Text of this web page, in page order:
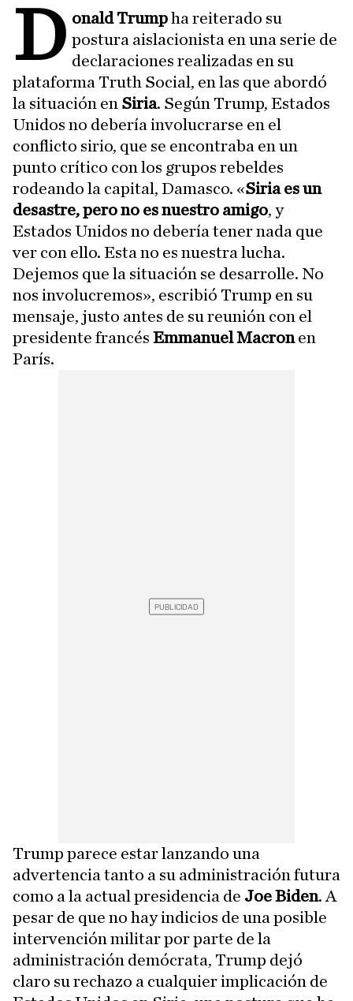
D onald Trumpha reiterado su
postura aislacionista en una serie de
declaraciones realizadas en su
plataforma Truth Social, en las que abordó
la situación en Siria. Según Trump, Estados
Unidos no debería involucrarse en el
conflicto sirio, que se encontraba en un
punto crítico con los grupos rebeldes
rodeando la capital, Damasco. «Siria es un
desastre, pero no es nuestro amigo, y
Estados Unidos no debería tener nada que
ver con ello. Esta no es nuestra lucha.
Dejemos que la situación se desarrolle. No
nos involucremos», escribió Trump en su
mensaje, justo antes de su reunión con el
presidente francés Emmanuel Macronen
París.
Trump parece estar lanzando una
advertencia tanto a su administración futura
como a la actual presidencia de Joe Biden. A
pesar de que no hay indicios de una posible
intervención militar por parte de la
administración demócrata, Trump dejó
claro su rechazo a cualquier implicación de